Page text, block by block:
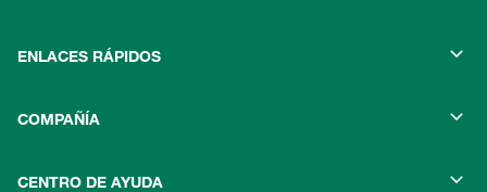
ENLACES RÁPIDOS
COMPAÑÍA
CENTRO DE AYUDA